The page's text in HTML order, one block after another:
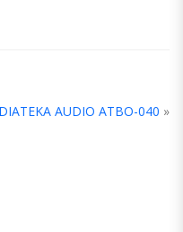
AUDIO ATBO-040 »